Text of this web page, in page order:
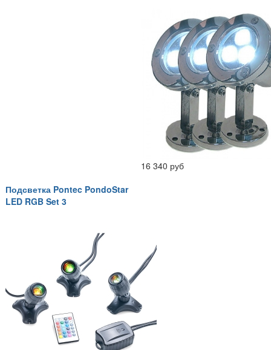
16 340 руб
Подсветка Pontec PondoStar
LED RGB Set 3